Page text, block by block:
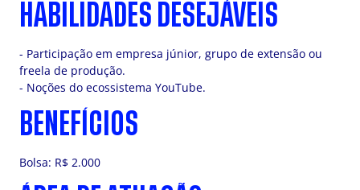
HABILIDADES DESEJÁVEIS
- Participação em empresa júnior, grupo de extensão ou
freela de produção.
- Noções do ecossistema YouTube.
BENEFÍCIOS
Bolsa: R$ 2.000